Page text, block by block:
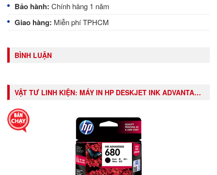
Bảo hành: Chính hãng 1 năm
Giao hàng: Miễn phí TPHCM
BÌNH LUẬN
VẬT TƯ LINH KIỆN: MÁY IN HP DESKJET INK ADVANTAGE 3775 ALL-IN-ONE PRINTER (J9V87B)